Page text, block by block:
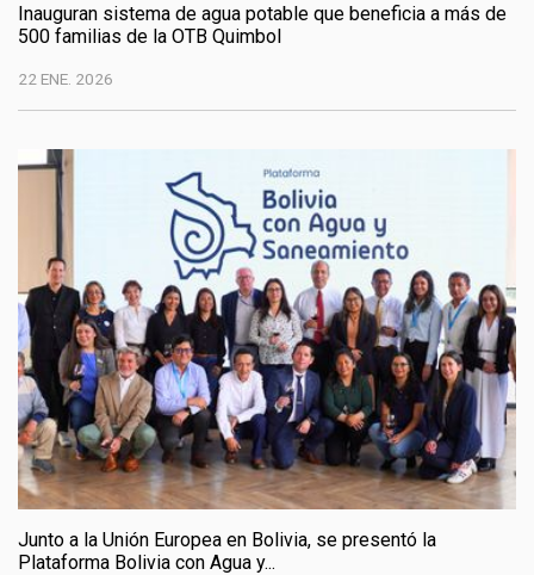
Inauguran sistema de agua potable que beneficia a más de
500 familias de la OTB Quimbol
22 ENE. 2026
Junto a la Unión Europea en Bolivia, se presentó la
Plataforma Bolivia con Agua y...